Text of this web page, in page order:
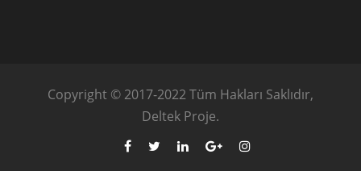
Copyright © 2017-2022 Tüm Hakları Saklıdır,
Deltek Proje.